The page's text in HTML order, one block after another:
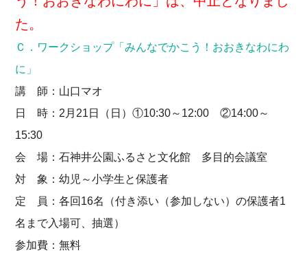
た。
Ｃ．ワークショップ「みんなでかこう！おおきなわにわ
に」
講 師：山口マオ
日 時：2月21日（日）①10:30～12:00 ②14:00～
15:30
会 場：石神井公園ふるさと文化館 多目的会議室
対 象：幼児～小学生と保護者
定 員：各回16名（付き添い（参加しない）の保護者1
名まで入場可、抽選）
参加費：無料